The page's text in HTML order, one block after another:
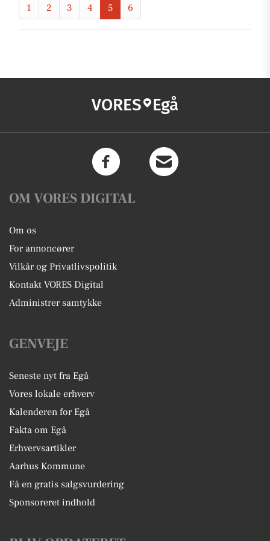
1 2 3 4 5 6
VORES Egå
OM VORES DIGITAL
Om os
For annoncører
Vilkår og Privatlivspolitik
Kontakt VORES Digital
Administrer samtykke
GENVEJE
Seneste nyt fra Egå
Vores lokale erhverv
Kalenderen for Egå
Fakta om Egå
Erhvervsartikler
Aarhus Kommune
Få en gratis salgsvurdering
Sponsoreret indhold